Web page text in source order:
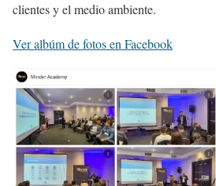
clientes y el medio ambiente.
Ver albúm de fotos en Facebook